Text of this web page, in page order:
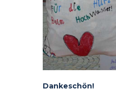
Dankeschön!